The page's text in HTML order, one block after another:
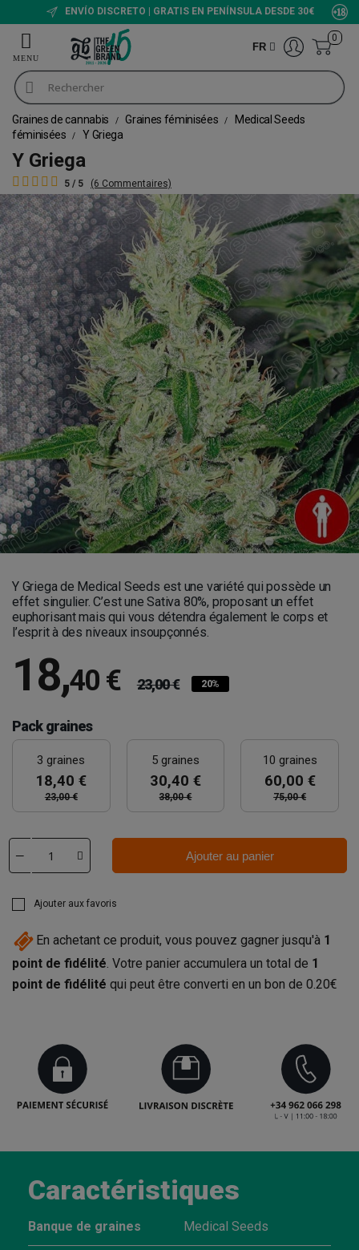
ENVÍO DISCRETO | GRATIS EN PENÍNSULA DESDE 30€
FR
0
Graines de cannabis Graines féminisées
Medical Seeds
féminisées
Y Griega
Y Griega
5 / 5 (6 Commentaires)
Y Griega de Medical Seeds est une variété qui possède un
effet singulier. C’est une Sativa 80%, proposant un effet
euphorisant mais qui vous détendra également le corps et
l’esprit à des niveaux insoupçonnés.
18,40 € 23,00 € 20%
Pack graines
3 graines
18,40 €
23,00 €
5 graines
30,40 €
38,00 €
10 graines
60,00 €
75,00 €
Ajouter au panier
Ajouter aux favoris
En achetant ce produit, vous pouvez gagner jusqu'à 1
point de fidélité. Votre panier accumulera un total de 1
point de fidélité qui peut être converti en un bon de 0.20€
Caractéristiques
Banque de graines Medical Seeds